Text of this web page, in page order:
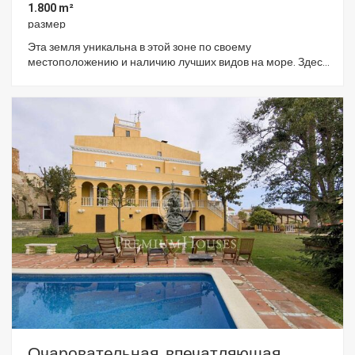
1.800 m²
размер
Эта земля уникальна в этой зоне по своему
местоположению и наличию лучших видов на море. Здесь
приподнятый над морем, всего в 50 метрах от первой
линии моря, в спокойном районе, в жилой зоне городка
Arenys de Mar, в 3 мин от его центра. Этот участок порядка
1800 м2 на городской земле имеет всё необходимое в
шаговой доступности: электричество, газ, канализация,
телефония. Разрешенное использование: отдельно
стоящий жилой дом. Имеется полная информация по
всем нормам использования городской земли. Участок
находится в 3 мин от выхода на трассу, по которой до
Барселоны 40 мин. В 4 мин от пристани для яхт Arenys de
Mar, вблизи торговых центров, школ, зон отдыха и любого
городского сервиса.